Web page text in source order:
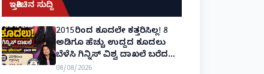
ಇತ್ತೀಚಿನ ಸುದ್ದಿ
2015ರಿಂದ ಕೂದಲೇ ಕತ್ತರಿಸಿಲ್ಲ! 8
ಅಡಿಗೂ ಹೆಚ್ಚು ಉದ್ದದ ಕೂದಲು
ಬೆಳೆಸಿ ಗಿನ್ನಿಸ್ ವಿಶ್ವ ದಾಖಲೆ ಬರೆದ
ಭಾರತದ ರೇಣು ಧರಿಯಾಲ್!
08/08/2026